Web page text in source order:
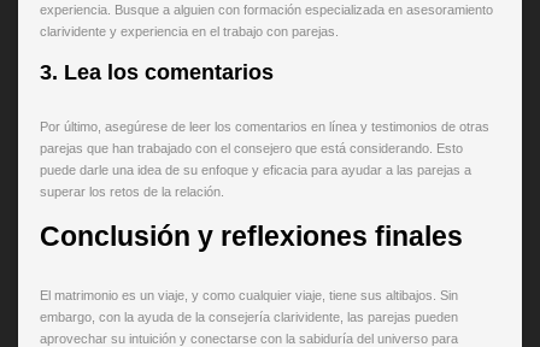
experiencia. Busque a alguien con formación especializada en asesoramiento
clarividente y experiencia en el trabajo con parejas.
3. Lea los comentarios
Por último, asegúrese de leer los comentarios en línea y testimonios de otras
parejas que han trabajado con el consejero que está considerando. Esto
puede darle una idea de su enfoque y eficacia para ayudar a las parejas a
superar los retos de la relación.
Conclusión y reflexiones finales
El matrimonio es un viaje, y como cualquier viaje, tiene sus altibajos. Sin
embargo, con la ayuda de la consejería clarividente, las parejas pueden
aprovechar su intuición y conectarse con la sabiduría del universo para